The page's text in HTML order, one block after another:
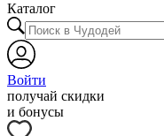
Каталог
Войти
получай скидки
и бонусы